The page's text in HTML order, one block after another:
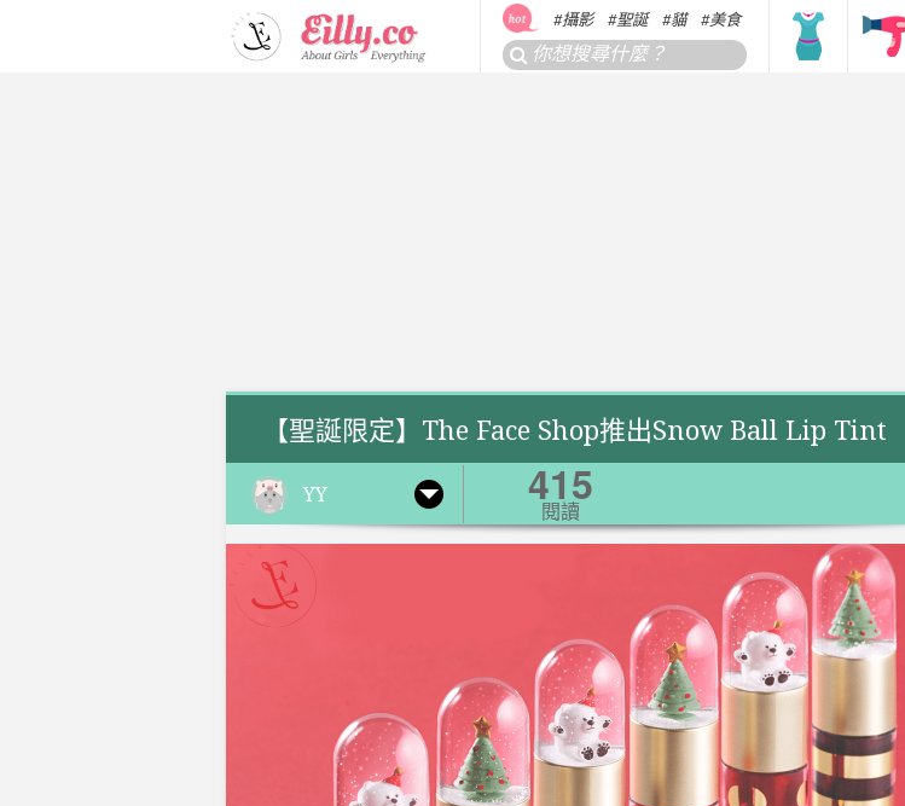
攝影 聖誕 貓 美食 搞笑 香港 韓國
搜
【聖誕限定】The Face Shop推出Snow Ball Lip Tint
YY 415
閱讀